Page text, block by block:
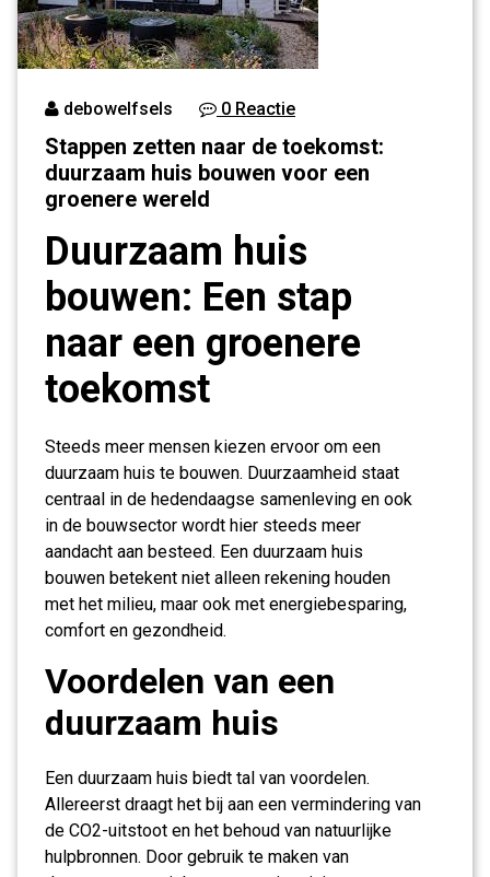
debowelfsels 0 Reactie
Stappen zetten naar de toekomst:
duurzaam huis bouwen voor een
groenere wereld
Duurzaam huis
bouwen: Een stap
naar een groenere
toekomst
Steeds meer mensen kiezen ervoor om een
duurzaam huis te bouwen. Duurzaamheid staat
centraal in de hedendaagse samenleving en ook
in de bouwsector wordt hier steeds meer
aandacht aan besteed. Een duurzaam huis
bouwen betekent niet alleen rekening houden
met het milieu, maar ook met energiebesparing,
comfort en gezondheid.
Voordelen van een
duurzaam huis
Een duurzaam huis biedt tal van voordelen.
Allereerst draagt het bij aan een vermindering van
de CO2-uitstoot en het behoud van natuurlijke
hulpbronnen. Door gebruik te maken van